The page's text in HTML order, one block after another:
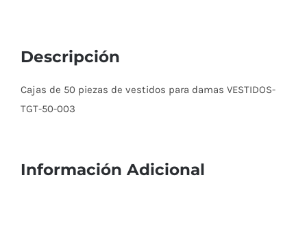
Descripción
Cajas de 50 piezas de vestidos para damas VESTIDOS-
TGT-50-003
Información Adicional